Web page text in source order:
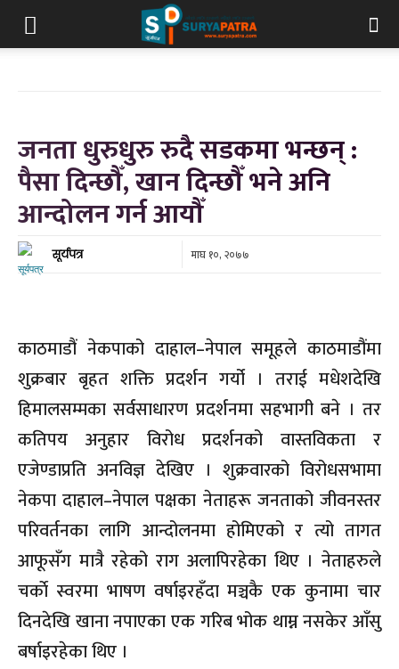
जनता धुरुधुरु रुदै सडकमा भन्छन् :
पैसा दिन्छौँ, खान दिन्छौँ भने अनि
आन्दोलन गर्न आयौँ
सूर्यपत्र माघ १०, २०७७
काठमाडौं नेकपाको दाहाल–नेपाल समूहले काठमाडौंमा
शुक्रबार बृहत शक्ति प्रदर्शन गर्यो । तराई मधेशदेखि
हिमालसम्मका सर्वसाधारण प्रदर्शनमा सहभागी बने । तर
कतिपय अनुहार विरोध प्रदर्शनको वास्तविकता र
एजेण्डाप्रति अनविज्ञ देखिए । शुक्रवारको विरोधसभामा
नेकपा दाहाल–नेपाल पक्षका नेताहरू जनताको जीवनस्तर
परिवर्तनका लागि आन्दोलनमा होमिएको र त्यो तागत
आफूसँग मात्रै रहेको राग अलापिरहेका थिए । नेताहरुले
चर्काे स्वरमा भाषण वर्षाइरहँदा मञ्चकै एक कुनामा चार
दिनदेखि खाना नपाएका एक गरिब भोक थाम्न नसकेर आँसु
बर्षाइरहेका थिए ।